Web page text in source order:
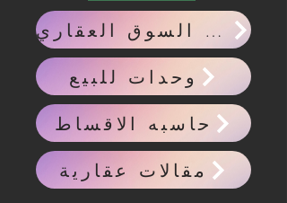
احدث اخبار السوق العقاري
وحدات للبيع
حاسبه الاقساط
مقالات عقارية